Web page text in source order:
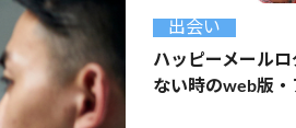
出会い
ハッピーメール
ない時のweb版